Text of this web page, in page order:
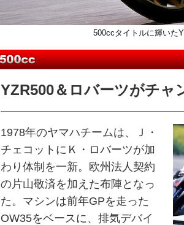
500ccタイトルに輝いた
YZR500＆ロバーツがチャ
1978年のヤマハチームは、Ｊ・
チェコットにＫ・ロバーツが加
わり体制を一新。欧州法人契約
の片山敬済を加えた布陣となっ
た。マシンは前年GPを走った
OW35をベースに、排気デバイ